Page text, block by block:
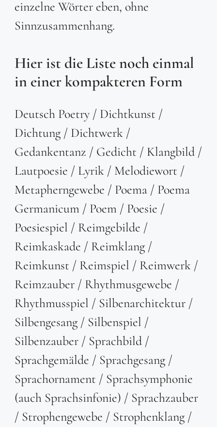
einzelne Wörter eben, ohne
Sinnzusammenhang.
Hier ist die Liste noch einmal
in einer kompakteren Form
Deutsch Poetry / Dichtkunst /
Dichtung / Dichtwerk /
Gedankentanz / Gedicht / Klangbild /
Lautpoesie / Lyrik / Melodiewort /
Metapherngewebe / Poema / Poema
Germanicum / Poem / Poesie /
Poesiespiel / Reimgebilde /
Reimkaskade / Reimklang /
Reimkunst / Reimspiel / Reimwerk /
Reimzauber / Rhythmusgewebe /
Rhythmusspiel / Silbenarchitektur /
Silbengesang / Silbenspiel /
Silbenzauber / Sprachbild /
Sprachgemälde / Sprachgesang /
Sprachornament / Sprachsymphonie
(auch Sprachsinfonie) / Sprachzauber
/ Strophengewebe / Strophenklang /